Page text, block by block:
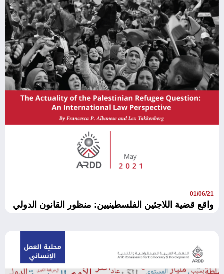
01/06/21
واقع قضية اللاجئين الفلسطينيين: منظور القانون الدولي